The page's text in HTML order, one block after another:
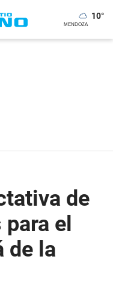
10°
de
el
de la